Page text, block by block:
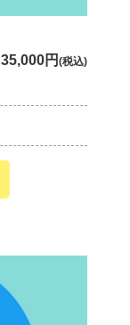
35,000円 (税込)